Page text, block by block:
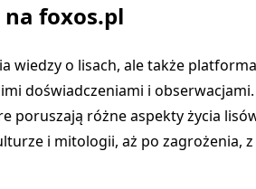
foxos.pl
wiedzy o lisach, ale także
doświadczeniami i
poruszają różne aspekty życia
i mitologii, aż po zagrożenia,